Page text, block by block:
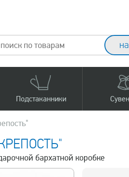
Подстаканники
бархатной коробке